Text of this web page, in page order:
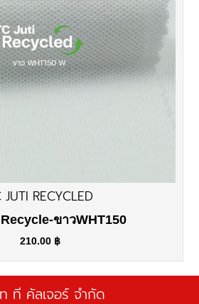
JUTI RECYCLED
ขาวWHT150
210.00 ฿
ที คัลเจอร์ จำกัด